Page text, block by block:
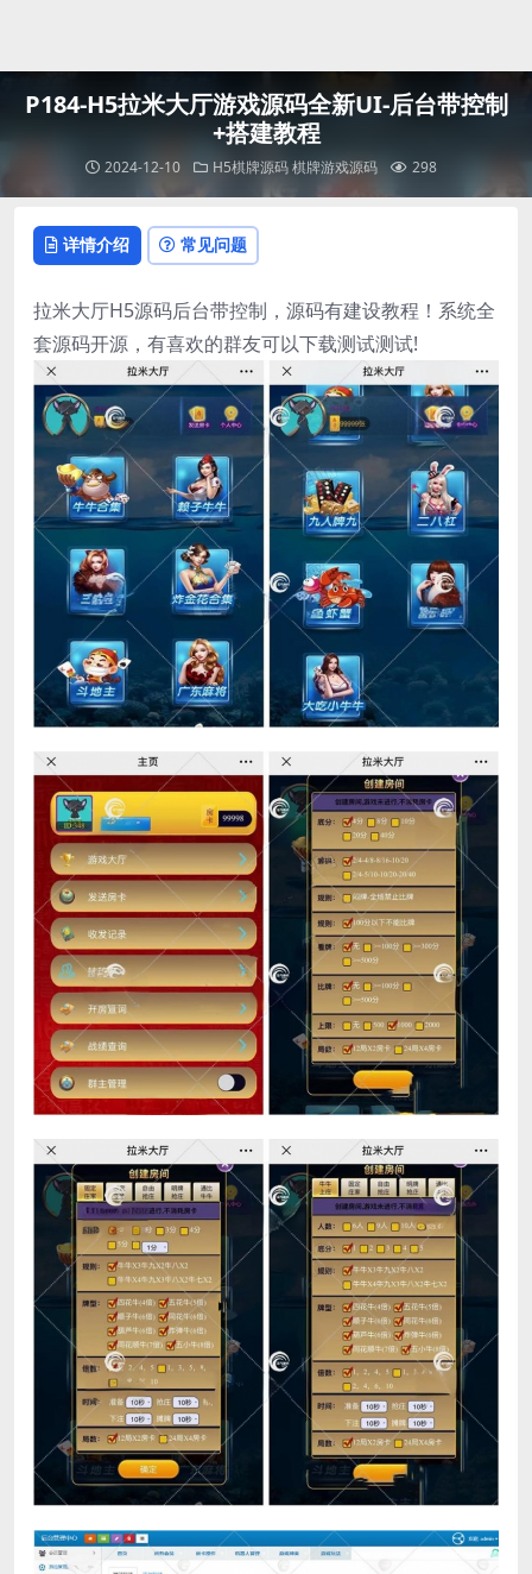
P184-H5拉米大厅游戏源码全新UI-后台带控制
+搭建教程
2024-12-10 H5棋牌源码棋牌游戏源码 298
详情介绍 常见问题
拉米大厅H5源码后台带控制，源码有建设教程！系统全
套源码开源，有喜欢的群友可以下载测试测试!